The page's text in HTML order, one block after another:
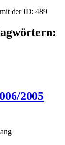
der ID: 489
2005